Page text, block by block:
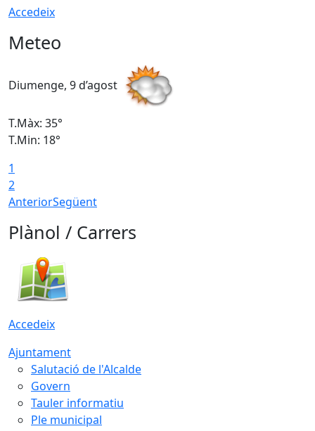
Accedeix
Meteo
Diumenge, 9 d’agost
T.Màx: 35°
T.Min: 18°
1
2
AnteriorSegüent
Plànol / Carrers
Accedeix
Ajuntament
Salutació de l'Alcalde
Govern
Tauler informatiu
Ple municipal